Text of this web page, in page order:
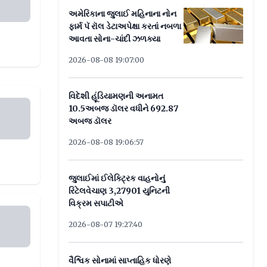
ડોલ્ફિન, તમે વીડિયો જોયો કે નહીં?
અમેરિકાના જુલાઈ મહિનાના નોન
ફાર્મ પૅ રૉલ ડેટાઅપેક્ષા કરતાં નબળા
આવતા સોના-ચાંદી ઝળક્યા
2026-08-08 19:07:00
વિદેશી હૂંડિયામણની અનામત
10.5અબજ ડૉલર વધીને 692.87
અબજ ડૉલર
2026-08-08 19:06:57
જુલાઈમાં ઈલેક્ટ્રિક વાહનોનું
રિટેલવેચાણ 3,27901 યુનિટની
વિક્રમ સપાટીએ
2026-08-07 19:27:40
વૈશ્વિક સોનામાં સાપ્તાહિક ધોરણે